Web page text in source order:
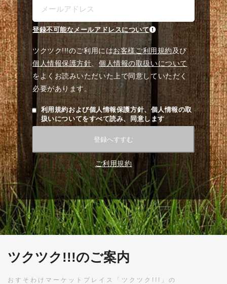
登録不可能なメールアドレスについて
ツクツク!!!のご利用にはお客様ご利用規約及び
個人情報保護方針、個人情報の取扱いについて
をよくお読みいただいた上で同意していただく
必要があります。
利用規約および個人情報保護方針、個人情報の取
扱いについてをすべて読み、同意します
登録へすすむ
ご利用規約
ツクツク!!!のご案内
おすそわけマーケットプレイス「ツクツク!!!」の